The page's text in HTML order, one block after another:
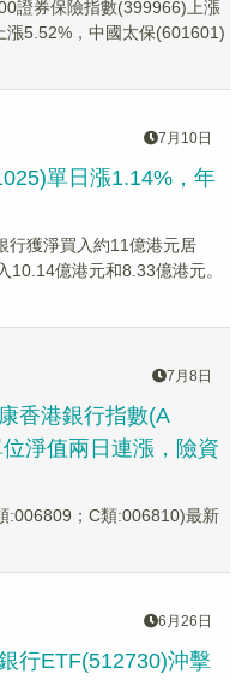
證券保險指數(399966)上漲
5.52%，中國太保(601601)
7月10日
單日漲1.14%，年
行獲淨買入約11億港元居
10.14億港元和8.33億港元。
7月8日
香港銀行指數(A
淨值兩日連漲，險資
:006809；C類:006810)最新
6月26日
行ETF(512730)沖擊